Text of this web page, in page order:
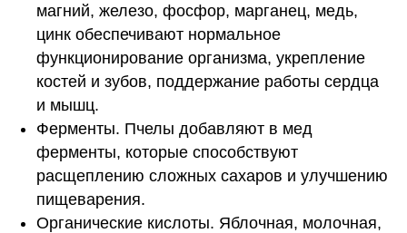
магний, железо, фосфор, марганец, медь,
цинк обеспечивают нормальное
функционирование организма, укрепление
костей и зубов, поддержание работы сердца
и мышц.
Ферменты. Пчелы добавляют в мед
ферменты, которые способствуют
расщеплению сложных сахаров и улучшению
пищеварения.
Органические кислоты. Яблочная, молочная,